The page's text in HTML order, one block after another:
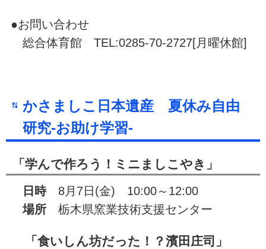
●お問い合わせ
総合体育館 TEL:0285-70-2727[月曜休館]
かさましこ日本遺産 夏休み自由
研究-お助け学習-
「学んで作ろう！ミニましこやき」
日時 8月7日(金) 10:00～12:00
場所 栃木県窯業技術支援センター
「食いしん坊だった！？濱田庄司」